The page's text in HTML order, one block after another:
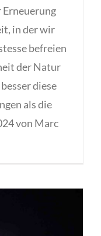
in der wir
befreien
der Natur
diese
als die
von Marc